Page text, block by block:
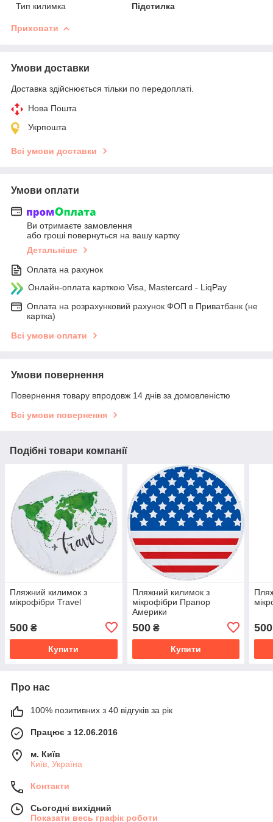
Тип килимка
Підстилка
Приховати
Умови доставки
Доставка здійснюється тільки по передоплаті.
Нова Пошта
Укрпошта
Всі умови доставки
Умови оплати
Ви отримаєте замовлення
або гроші повернуться на вашу картку
Детальніше
Оплата на рахунок
Онлайн-оплата карткою Visa, Mastercard - LiqPay
Оплата на розрахунковий рахунок ФОП в Приватбанк (не
картка)
Всі умови оплати
Умови повернення
Повернення товару впродовж 14 днів за домовленістю
Всі умови повернення
Подібні товари компанії
Пляжний килимок з
мікрофібри Travel
500 ₴
Купити
Пляжний килимок з
мікрофібри Прапор
Америки
500₴
Купити
500
Про нас
100% позитивних з 40 відгуків за рік
Працює з 12.06.2016
м. Київ
Київ, Україна
Контакти
Сьогодні вихідний
Показати весь графік роботи